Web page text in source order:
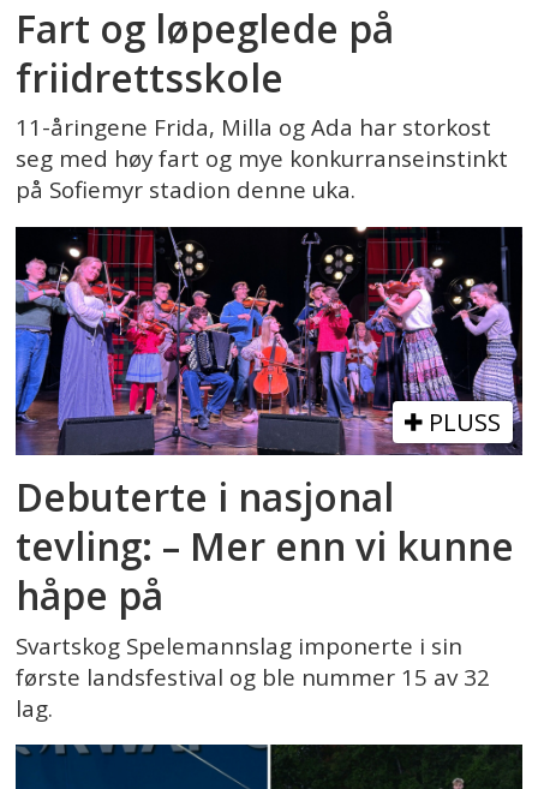
Fart og løpeglede på
friidrettsskole
11-åringene Frida, Milla og Ada har storkost
seg med høy fart og mye konkurranseinstinkt
på Sofiemyr stadion denne uka.
PLUSS
Debuterte i nasjonal
tevling: – Mer enn vi kunne
håpe på
Svartskog Spelemannslag imponerte i sin
første landsfestival og ble nummer 15 av 32
lag.